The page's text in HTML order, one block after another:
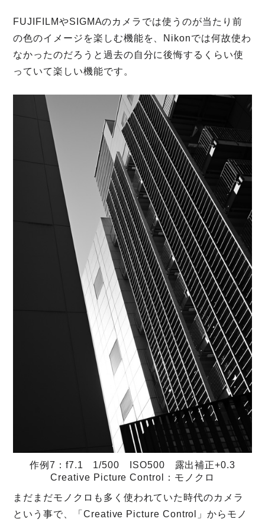
FUJIFILMやSIGMAのカメラでは使うのが当たり前
の色のイメージを楽しむ機能を、Nikonでは何故使わ
なかったのだろうと過去の自分に後悔するくらい使
っていて楽しい機能です。
作例7：f7.1 1/500 ISO500 露出補正+0.3
Creative Picture Control：モノクロ
まだまだモノクロも多く使われていた時代のカメラ
という事で、「Creative Picture Control」からモノ